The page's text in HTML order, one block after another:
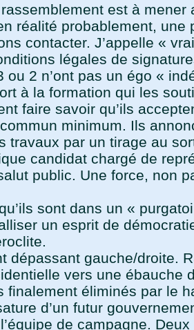
est à mener
réalité probablement, une
contacter. J’appelle «
légales de
ou 2 n’ont pas un égo «
à la formation qui les
faire savoir qu’ils
minimum. Ils
travaux par un tirage au
candidat chargé de
public. Une force, non
sont dans un «
un esprit de
dépassant gauche/droite.
vers une ébauche
finalement éliminés par le
d’un futur
de campagne.